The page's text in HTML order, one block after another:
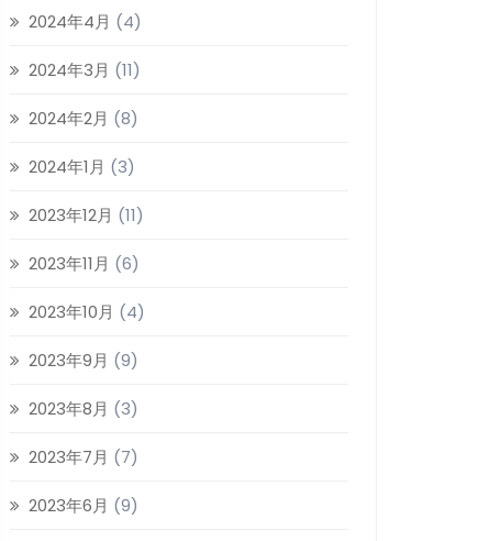
2024年4月 (4)
2024年3月 (11)
2024年2月 (8)
2024年1月 (3)
2023年12月 (11)
2023年11月 (6)
2023年10月 (4)
2023年9月 (9)
2023年8月 (3)
2023年7月 (7)
2023年6月 (9)